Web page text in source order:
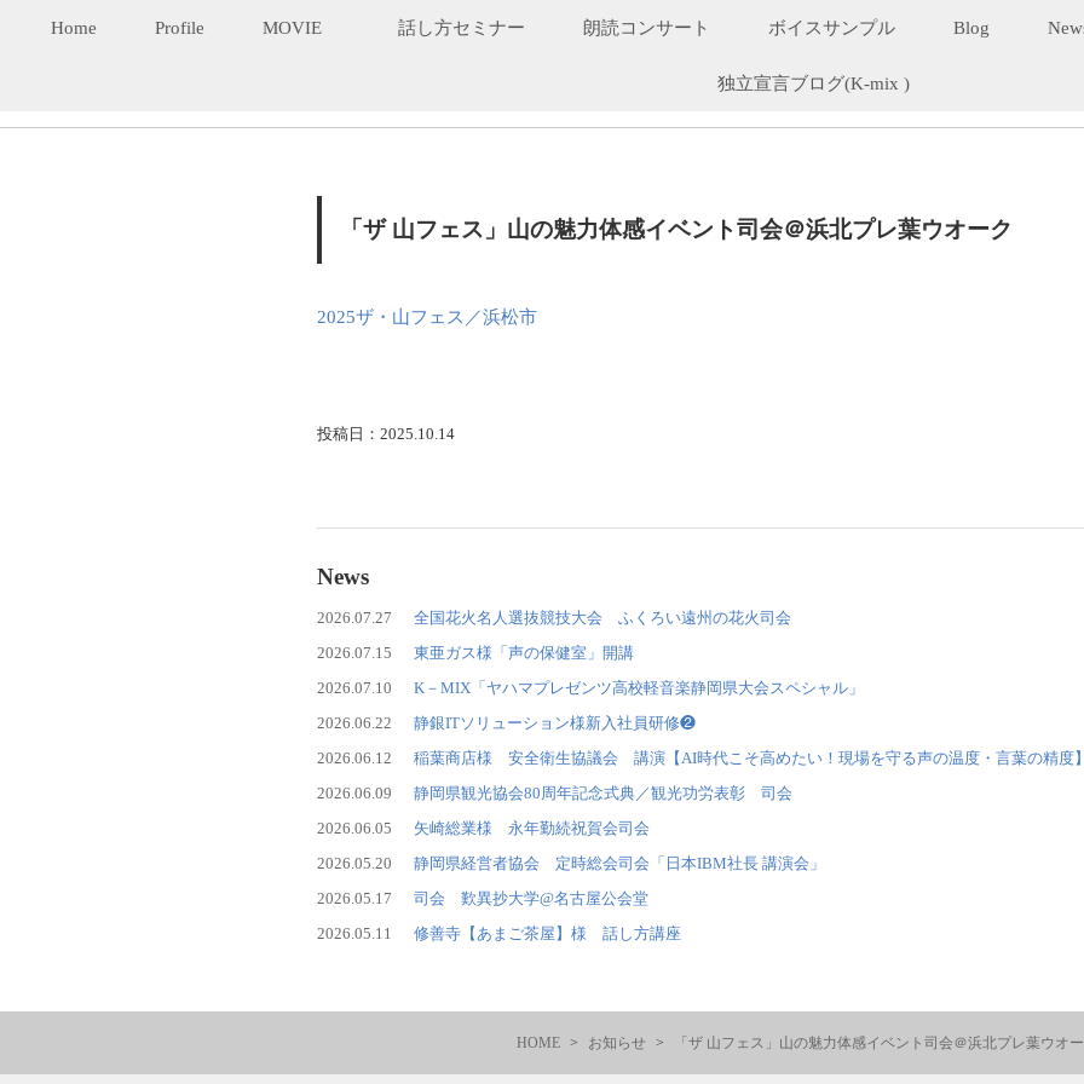
Home Profile MOVIE 話し方セミナー 朗読コンサート ボイスサンプル Blog
独立宣言ブログ(K-mix )
「ザ 山フェス」山の魅力体感イベント司会＠浜北プレ葉ウオーク
2025ザ・山フェス／浜松市
投稿日：2025.10.14
News
2026.07.27
全国花火名人選抜競技大会 ふくろい遠州の花火司会
2026.07.15
東亜ガス様「声の保健室」開講
2026.07.10
K－MIX「ヤハマプレゼンツ高校軽音楽静岡県大会スペシャル」
2026.06.22
静銀ITソリューション様新入社員研修❷
2026.06.12
稲葉商店様 安全衛生協議会 講演【AI時代こそ高めたい！現場を守る声の温度・言葉の精度
2026.06.09
静岡県観光協会80周年記念式典／観光功労表彰 司会
2026.06.05
矢崎総業様 永年勤続祝賀会司会
2026.05.20
静岡県経営者協会 定時総会司会「日本IBM社長 講演会」
2026.05.17
司会 歎異抄大学@名古屋公会堂
2026.05.11
修善寺【あまご茶屋】様 話し方講座
HOME お知らせ 「ザ 山フェス」山の魅力体感イベント司会＠浜北プレ葉ウオ